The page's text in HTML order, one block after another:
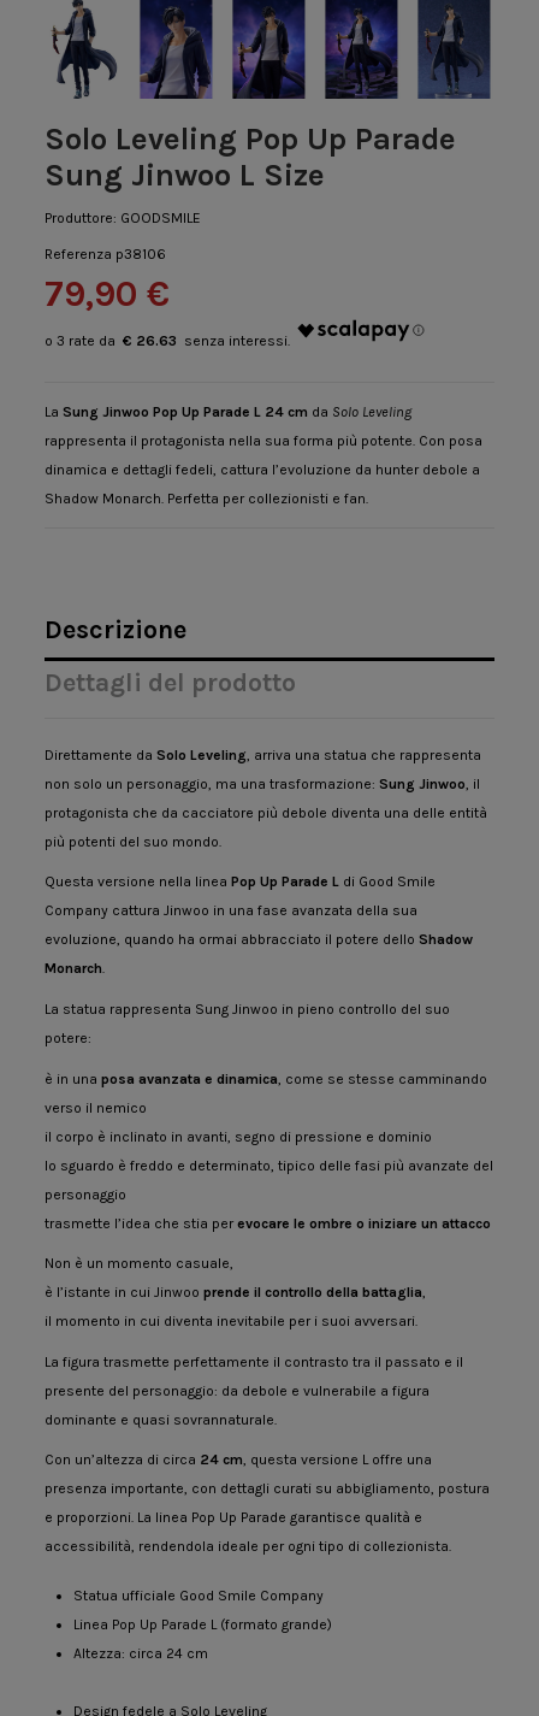
Solo Leveling Pop Up Parade
Sung Jinwoo L Size
Produttore: GOODSMILE
Referenza p38106
79,90 €
€ 26.63
LaSung Jinwoo Pop Up Parade L 24 cm da Solo Leveling
rappresenta il protagonista nella sua forma più potente. Con posa
dinamica e dettagli fedeli, cattura l’evoluzione da hunter debole a
Shadow Monarch. Perfetta per collezionisti e fan.
Descrizione
Dettagli del prodotto
Direttamente daSolo Leveling , arriva una statua che rappresenta
non solo un personaggio, ma una trasformazione:Sung Jinwoo , il
protagonista che da cacciatore più debole diventa una delle entità
più potenti del suo mondo.
Questa versione nella lineaPop Up Parade L di Good Smile
Company cattura Jinwoo in una fase avanzata della sua
evoluzione, quando ha ormai abbracciato il potere delloShadow
Monarch.
La statua rappresenta Sung Jinwoo in pieno controllo del suo
potere:
è in unaposa avanzata e dinamica , come se stesse camminando
verso il nemico
il corpo è inclinato in avanti, segno di pressione e dominio
lo sguardo è freddo e determinato, tipico delle fasi più avanzate del
personaggio
trasmette l’idea che stia perevocare le ombre o iniziare un attacco
Non è un momento casuale,
è l’istante in cui Jinwooprende il controllo della battaglia,
il momento in cui diventa inevitabile per i suoi avversari.
La figura trasmette perfettamente il contrasto tra il passato e il
presente del personaggio: da debole e vulnerabile a figura
dominante e quasi sovrannaturale.
Con un’altezza di circa 24 cm, questa versione L offre una
presenza importante, con dettagli curati su abbigliamento, postura
e proporzioni. La linea Pop Up Parade garantisce qualità e
accessibilità, rendendola ideale per ogni tipo di collezionista.
Statua ufficiale Good Smile Company
Linea Pop Up Parade L (formato grande)
Altezza: circa 24 cm
Design fedele a Solo Leveling